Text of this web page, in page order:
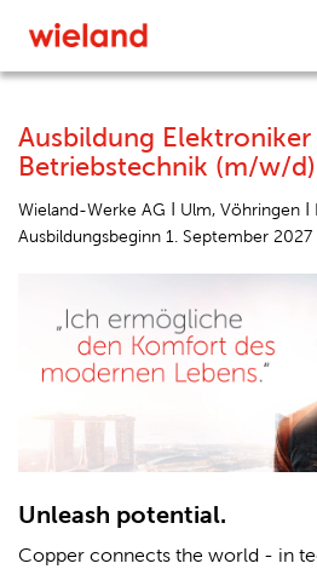
Ausbildung
Betriebstechnik (m/w/d)
Wieland-Werke AG I Ulm, Vöhringen I
Ausbildungsbeginn 1. September 2027
Unleash potential.
Copper connects the world - in